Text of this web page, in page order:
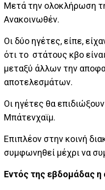
Μετά την ολοκλήρωση
Ανακοινωθέν.
Οι δύο ηγέτες, είπε,
ότι το στάτους κβο
μεταξύ άλλων την
αποτελεσμάτων.
Οι ηγέτες θα
Μπάτενχαϊμ.
Επιπλέον στην κοινή
συμφωνηθεί μέχρι να
Εντός της εβδομάδας